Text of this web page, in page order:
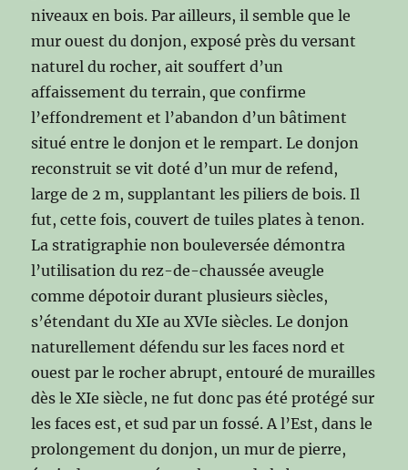
niveaux en bois. Par ailleurs, il semble que le
mur ouest du donjon, exposé près du versant
naturel du rocher, ait souffert d’un
affaissement du terrain, que confirme
l’effondrement et l’abandon d’un bâtiment
situé entre le donjon et le rempart. Le donjon
reconstruit se vit doté d’un mur de refend,
large de 2 m, supplantant les piliers de bois. Il
fut, cette fois, couvert de tuiles plates à tenon.
La stratigraphie non bouleversée démontra
l’utilisation du rez-de-chaussée aveugle
comme dépotoir durant plusieurs siècles,
s’étendant du XIe au XVIe siècles. Le donjon
naturellement défendu sur les faces nord et
ouest par le rocher abrupt, entouré de murailles
dès le XIe siècle, ne fut donc pas été protégé sur
les faces est, et sud par un fossé. A l’Est, dans le
prolongement du donjon, un mur de pierre,